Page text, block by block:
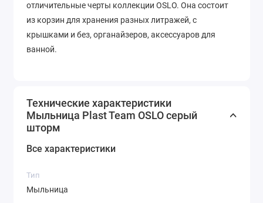
отличительные черты коллекции OSLO. Она состоит
из корзин для хранения разных литражей, с
крышками и без, органайзеров, аксессуаров для
ванной.
Технические характеристики
Мыльница Plast Team OSLO серый
шторм
Все характеристики
Тип
Мыльница